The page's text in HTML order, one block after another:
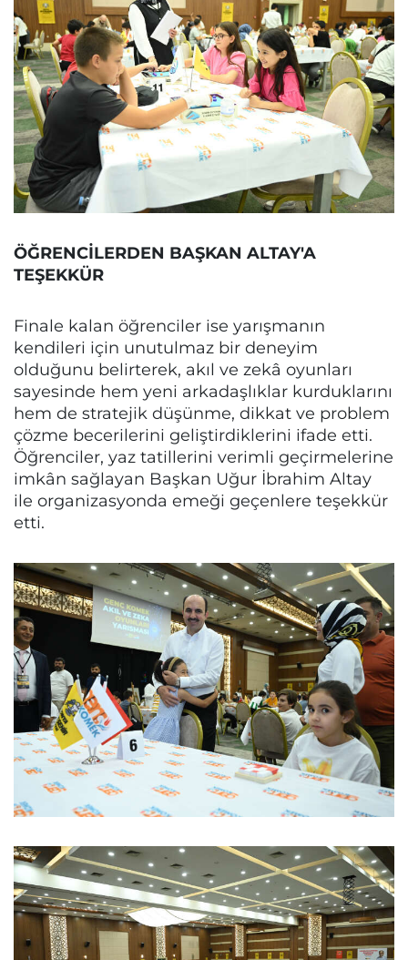
ÖĞRENCİLERDEN BAŞKAN ALTAY'A
TEŞEKKÜR
Finale kalan öğrenciler ise yarışmanın
kendileri için unutulmaz bir deneyim
olduğunu belirterek, akıl ve zekâ oyunları
sayesinde hem yeni arkadaşlıklar kurduklarını
hem de stratejik düşünme, dikkat ve problem
çözme becerilerini geliştirdiklerini ifade etti.
Öğrenciler, yaz tatillerini verimli geçirmelerine
imkân sağlayan Başkan Uğur İbrahim Altay
ile organizasyonda emeği geçenlere teşekkür
etti.